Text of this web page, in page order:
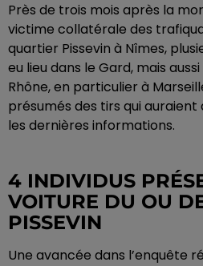
Près de trois mois après la
victime collatérale des
quartier Pissevin à Nîmes,
eu lieu dans le Gard, mais
Rhône, en particulier à
présumés des tirs qui
les dernières informations.
4 INDIVIDUS
VOITURE DU OU
PISSEVIN
Une avancée dans l’enquête